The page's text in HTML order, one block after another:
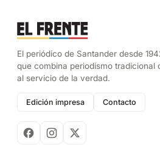
El periódico de Santander desde
que combina periodismo tradicional
al servicio de la verdad.
Edición impresa Contacto